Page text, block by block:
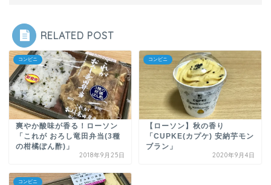
RELATED POST
コンビニ
爽やか酸味が香る！ローソン
「これが おろし竜田弁当(3種
の柑橘ぽん酢)」
2018年9月25日
コンビニ
【ローソン】秋の香り
「CUPKE(カプケ) 安納芋モン
ブラン」
2020年9月4日
コンビニ